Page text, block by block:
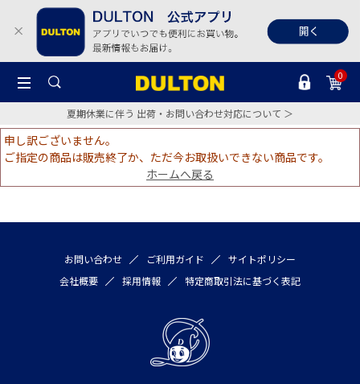
0
夏期休業に伴う 出荷・お問い合わせ対応について ＞
申し訳ございません。
ご指定の商品は販売終了か、ただ今お取扱いできない商品です。
ホームへ戻る
お問い合わせ ご利用ガイド
サイトポリシー
会社概要
採用情報 特定商取引法に基づく表記